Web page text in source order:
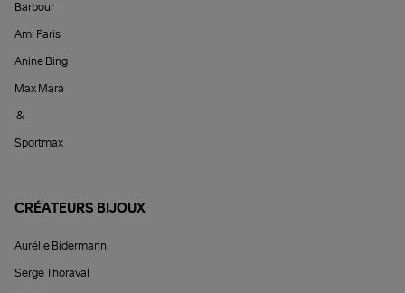
Barbour
Ami Paris
Anine Bing
Max Mara
&
Sportmax
CRÉATEURS BIJOUX
Aurélie Bidermann
Serge Thoraval